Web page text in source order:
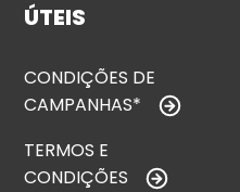
ÚTEIS
CONDIÇÕES DE
CAMPANHAS*
TERMOS E
CONDIÇÕES